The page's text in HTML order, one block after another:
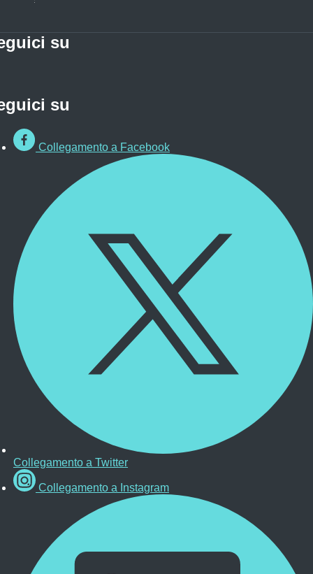
su
su
Collegamento a Facebook
Collegamento a Twitter
Collegamento a Instagram